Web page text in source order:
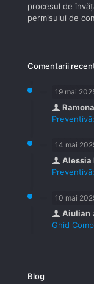
procesul de
permisului de
Comentarii
19 mai
14 mai
Alessia
10 mai
Aiulian
Ghid
Blog